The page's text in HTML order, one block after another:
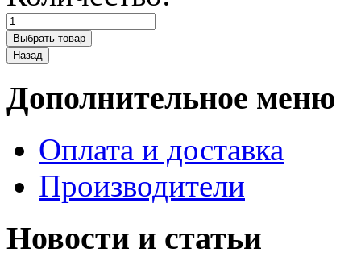
Дополнительное меню
Оплата и доставка
Производители
Новости и статьи